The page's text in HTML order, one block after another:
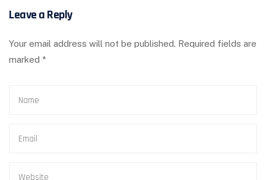
Leave a Reply
Your email address will not be published. Required fields are
marked *